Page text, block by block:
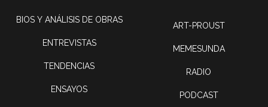
BIOS Y ANÁLISIS DE OBRAS
ENTREVISTAS
TENDENCIAS
ENSAYOS
ART-PROUST
MEMESUNDA
RADIO
PODCAST